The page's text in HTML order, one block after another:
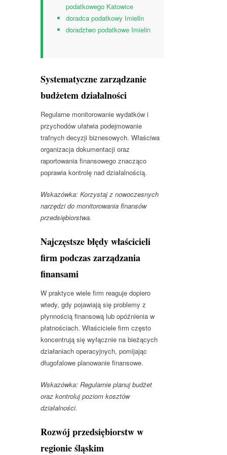
podatkowego Katowice
doradca podatkowy Imielin
doradztwo podatkowe Imielin
Systematyczne zarządzanie
budżetem działalności
Regularne monitorowanie wydatków i
przychodów ułatwia podejmowanie
trafnych decyzji biznesowych. Właściwa
organizacja dokumentacji oraz
raportowania finansowego znacząco
poprawia kontrolę nad działalnością.
Wskazówka: Korzystaj z nowoczesnych
narzędzi do monitorowania finansów
przedsiębiorstwa.
Najczęstsze błędy właścicieli
firm podczas zarządzania
finansami
W praktyce wiele firm reaguje dopiero
wtedy, gdy pojawiają się problemy z
płynnością finansową lub opóźnienia w
płatnościach. Właściciele firm często
koncentrują się wyłącznie na bieżących
działaniach operacyjnych, pomijając
długofalowe planowanie finansowe.
Wskazówka: Regularnie planuj budżet
oraz kontroluj poziom kosztów
działalności.
Rozwój przedsiębiorstw w
regionie śląskim